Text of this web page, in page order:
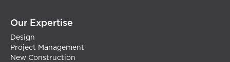
Our Expertise
Design
Project Management
New Construction